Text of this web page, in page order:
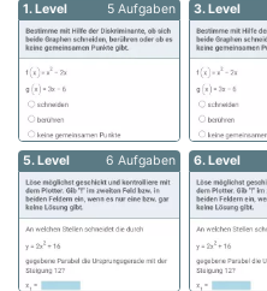
1. Level 5 Aufgaben 3. Level
5. Level 6 Aufgaben 6. Level